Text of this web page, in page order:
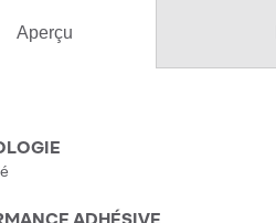
Aperçu
ADHÉSIVE